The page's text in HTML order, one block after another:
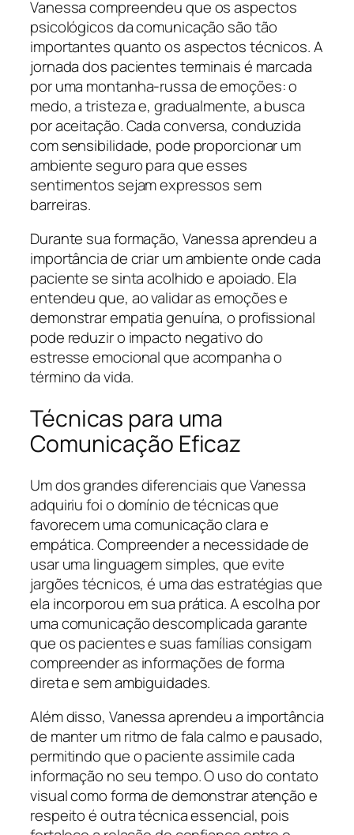
Vanessa compreendeu que os aspectos
psicológicos da comunicação são tão
importantes quanto os aspectos técnicos. A
jornada dos pacientes terminais é marcada
por uma montanha-russa de emoções: o
medo, a tristeza e, gradualmente, a busca
por aceitação. Cada conversa, conduzida
com sensibilidade, pode proporcionar um
ambiente seguro para que esses
sentimentos sejam expressos sem
barreiras.
Durante sua formação, Vanessa aprendeu a
importância de criar um ambiente onde cada
paciente se sinta acolhido e apoiado. Ela
entendeu que, ao validar as emoções e
demonstrar empatia genuína, o profissional
pode reduzir o impacto negativo do
estresse emocional que acompanha o
término da vida.
Técnicas para uma
Comunicação Eficaz
Um dos grandes diferenciais que Vanessa
adquiriu foi o domínio de técnicas que
favorecem uma comunicação clara e
empática. Compreender a necessidade de
usar uma linguagem simples, que evite
jargões técnicos, é uma das estratégias que
ela incorporou em sua prática. A escolha por
uma comunicação descomplicada garante
que os pacientes e suas famílias consigam
compreender as informações de forma
direta e sem ambiguidades.
Além disso, Vanessa aprendeu a importância
de manter um ritmo de fala calmo e pausado,
permitindo que o paciente assimile cada
informação no seu tempo. O uso do contato
visual como forma de demonstrar atenção e
respeito é outra técnica essencial, pois